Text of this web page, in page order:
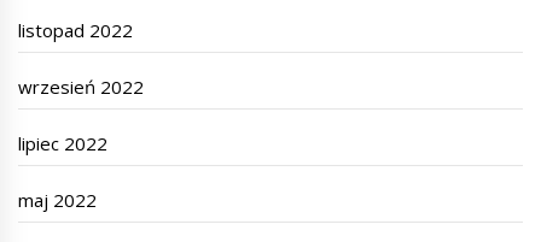
listopad 2022
wrzesień 2022
lipiec 2022
maj 2022